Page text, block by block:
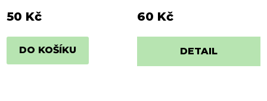
50 Kč
DO KOŠÍKU
60 Kč
DETAIL